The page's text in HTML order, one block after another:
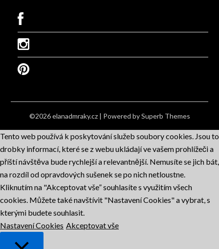
©2026 elanadmraky.cz | Powered bySuperb Themes
Tento web používá k poskytování služeb soubory cookies. Jsou to
drobky informací, které se z webu ukládají ve vašem prohlížeči a
příští návštěva bude rychlejší a relevantnější. Nemusíte se jich bát,
na rozdíl od opravdových sušenek se po nich netloustne.
Kliknutím na "Akceptovat vše” souhlasíte s využitím všech
cookies. Můžete také navštívit "Nastavení Cookies" a vybrat, s
kterými budete souhlasit.
Nastavení Cookies Akceptovat vše